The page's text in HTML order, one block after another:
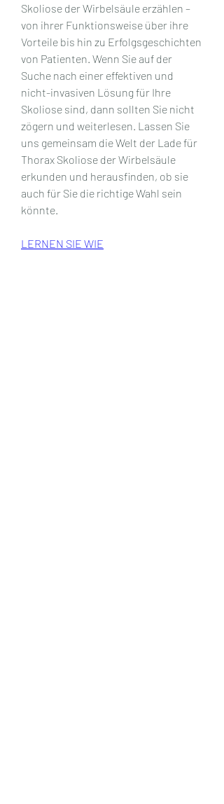
Skoliose der Wirbelsäule erzählen –
von ihrer Funktionsweise über ihre
Vorteile bis hin zu Erfolgsgeschichten
von Patienten. Wenn Sie auf der
Suche nach einer effektiven und
nicht-invasiven Lösung für Ihre
Skoliose sind, dann sollten Sie nicht
zögern und weiterlesen. Lassen Sie
uns gemeinsam die Welt der Lade für
Thorax Skoliose der Wirbelsäule
erkunden und herausfinden, ob sie
auch für Sie die richtige Wahl sein
könnte.
LERNEN SIE WIE